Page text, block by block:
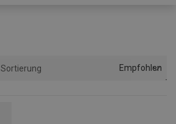
Sortierung Empfohlen